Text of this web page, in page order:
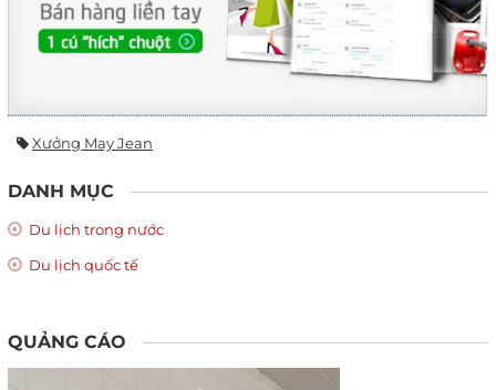
Xưởng May Jean
DANH MỤC
Du lịch trong nước
Du lịch quốc tế
QUẢNG CÁO